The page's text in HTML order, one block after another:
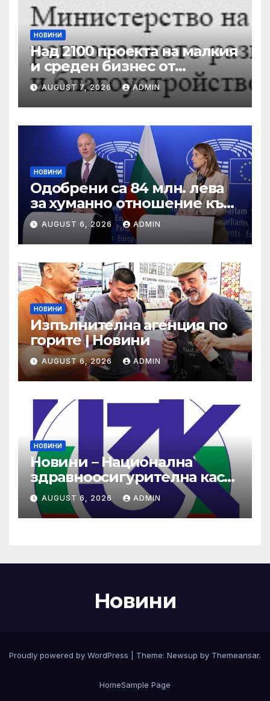
НОВИНИ
Над 2100 проекта на малкия
и среден бизнес от
въглищните региони се
състезават за 250 млн. лв.
от Програма „Развитие на
регионите“ 2021-2027 г.
AUGUST 7, 2026 ADMIN
НОВИНИ
Одобрени са 84 млн. лева
за хуманно отношение към
свине и птици
AUGUST 6, 2026 ADMIN
НОВИНИ
Изпълнителна агенция по
горите | Новини
AUGUST 6, 2026 ADMIN
НОВИНИ
Новини – Национална
здравноосигурителна каса
(НЗОК)
AUGUST 6, 2026 ADMIN
Новини
Proudly powered by WordPress Theme: Newsup by Themeansar.
HomeSample Page